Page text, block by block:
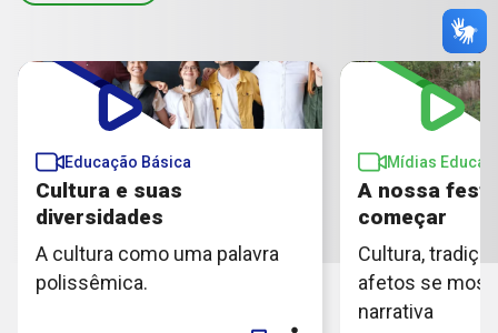
Educação Básica
Cultura e suas
diversidades
A cultura como uma palavra
polissêmica.
Mídias
A nossa
começar
Cultura,
afetos se
narrativa